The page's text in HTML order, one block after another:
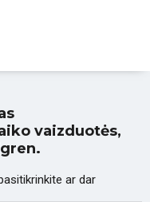
vaizduotės,
ar dar